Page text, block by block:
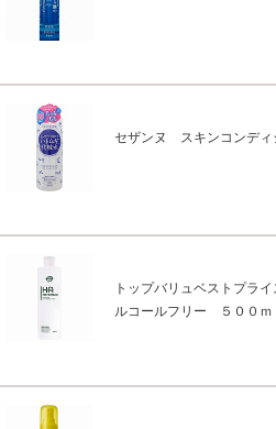
セザンヌ スキンコンデ
トップバリュベストプラ
ルコールフリー ５００ｍ